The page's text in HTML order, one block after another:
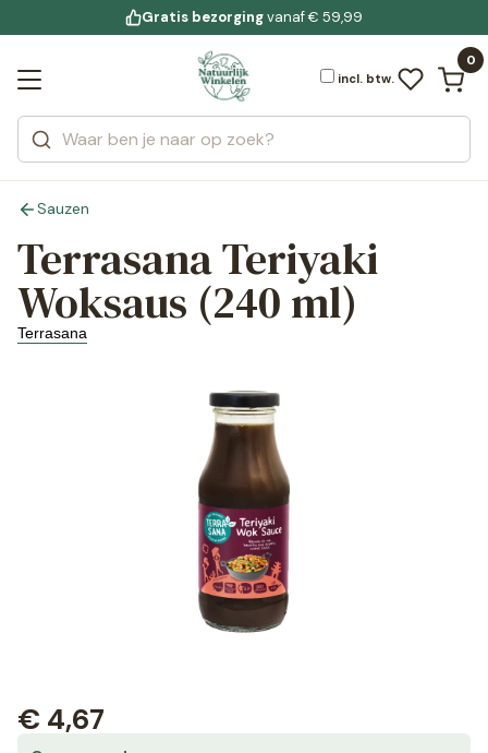
Jouw bewuste leefstijl
voor 19:00 uur besteld
Gratis bezorgingvanaf € 59,99
incl. btw.
0
Zoeken
Categorieën
Merken
Bekijk alle resultaten
Sauzen
Terrasana Teriyaki
Woksaus (240 ml)
Terrasana
€ 4,67